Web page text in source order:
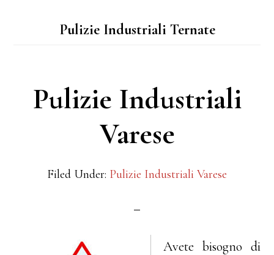
Pulizie Industriali Ternate
Pulizie Industriali
Varese
Filed Under: Pulizie Industriali Varese
Avete bisogno di